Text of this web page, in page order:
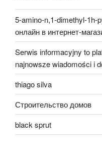
5-amino-n,1-dimethyl-1h-
онлайн в интернет-
Serwis informacyjny to
najnowsze wiadomości i
thiago silva
Строительство домов
black sprut